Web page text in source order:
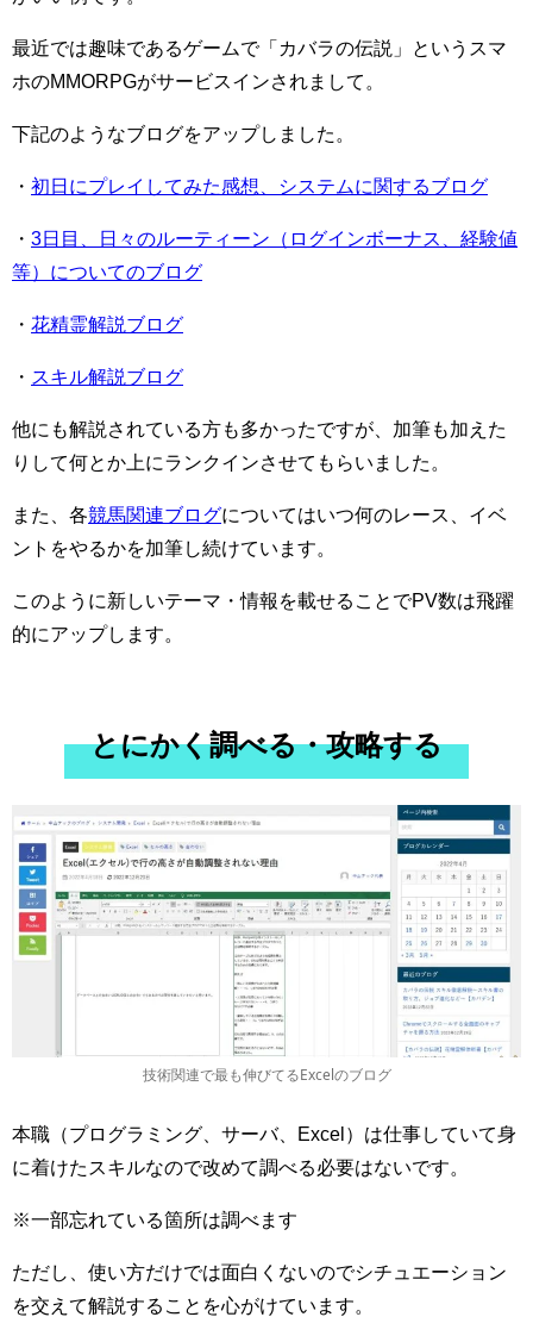
最近では趣味であるゲームで「カバラの伝説」というスマ
ホのMMORPGがサービスインされまして。
下記のようなブログをアップしました。
・ 初日にプレイしてみた感想、システムに関するブログ
・ 3日目、日々のルーティーン（ログインボーナス、経験値
等）についてのブログ
・ 花精霊解説ブログ
・ スキル解説ブログ
他にも解説されている方も多かったですが、加筆も加えた
りして何とか上にランクインさせてもらいました。
また、各競馬関連ブログについてはいつ何のレース、イベ
ントをやるかを加筆し続けています。
このように新しいテーマ・情報を載せることでPV数は飛躍
的にアップします。
とにかく調べる・攻略する
技術関連で最も伸びてるExcelのブログ
本職（プログラミング、サーバ、Excel）は仕事していて身
に着けたスキルなので改めて調べる必要はないです。
※一部忘れている箇所は調べます
ただし、使い方だけでは面白くないのでシチュエーション
を交えて解説することを心がけています。